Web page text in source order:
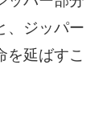
、ジッパー
を延ばすこ